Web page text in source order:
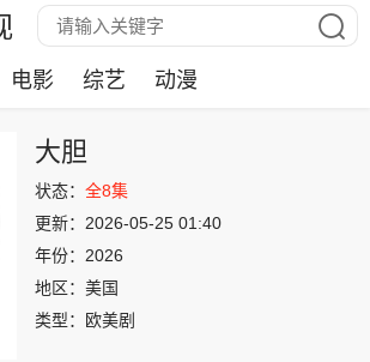
电影 综艺 动漫
大胆
状态： 全8集
更新： 2026-05-25 01:40
年份： 2026
地区： 美国
类型：
欧美剧